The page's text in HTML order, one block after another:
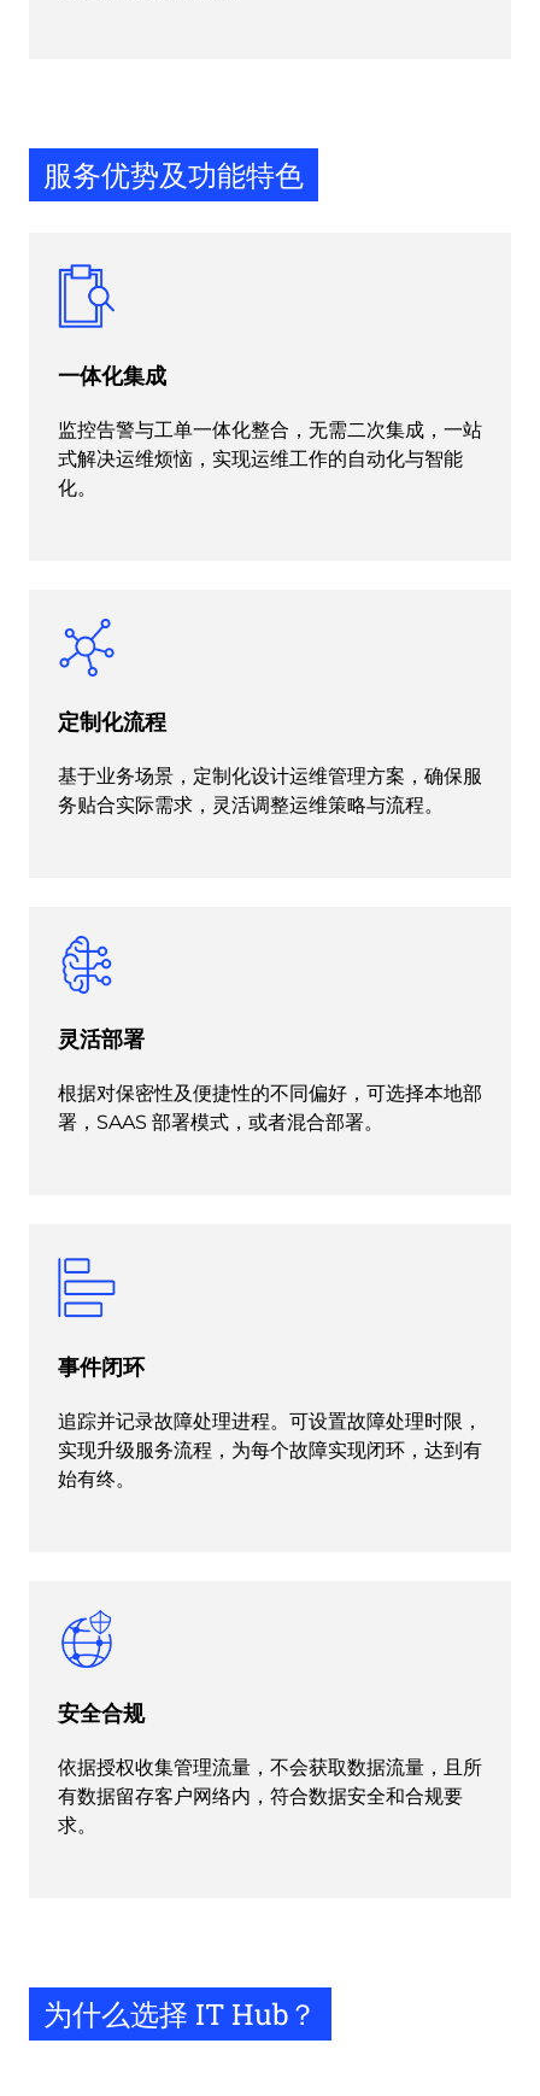
服务优势及功能特色
一体化集成
监控告警与工单一体化整合，无需二次集成，一站
式解决运维烦恼，实现运维工作的自动化与智能
化。
定制化流程
基于业务场景，定制化设计运维管理方案，确保服
务贴合实际需求，灵活调整运维策略与流程。
灵活部署
根据对保密性及便捷性的不同偏好，可选择本地部
署，SAAS 部署模式，或者混合部署。
事件闭环
追踪并记录故障处理进程。可设置故障处理时限，
实现升级服务流程，为每个故障实现闭环，达到有
始有终。
安全合规
依据授权收集管理流量，不会获取数据流量，且所
有数据留存客户网络内，符合数据安全和合规要
求。
为什么选择 IT Hub？